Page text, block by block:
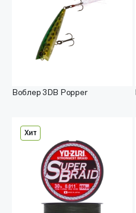
Воблер 3DB Popper
Хит